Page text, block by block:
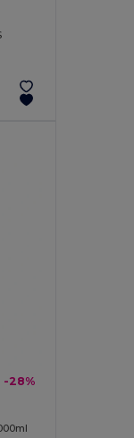
-28%